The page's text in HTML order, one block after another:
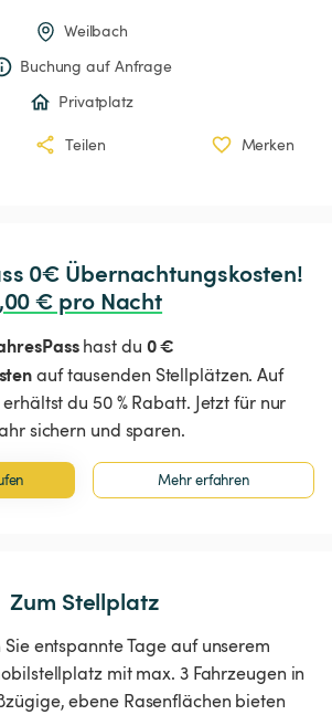
Weilbach
Buchung auf Anfrage
Privatplatz
Teilen Merken
€ pro Nacht
hast du 0 €
auf tausenden Stellplätzen. Auf
du 50 % Rabatt. Jetzt für nur
sichern und sparen.
Mehr erfahren
Zum Stellplatz
entspannte Tage auf unserem
mit max. 3 Fahrzeugen in
ebene Rasenflächen bieten